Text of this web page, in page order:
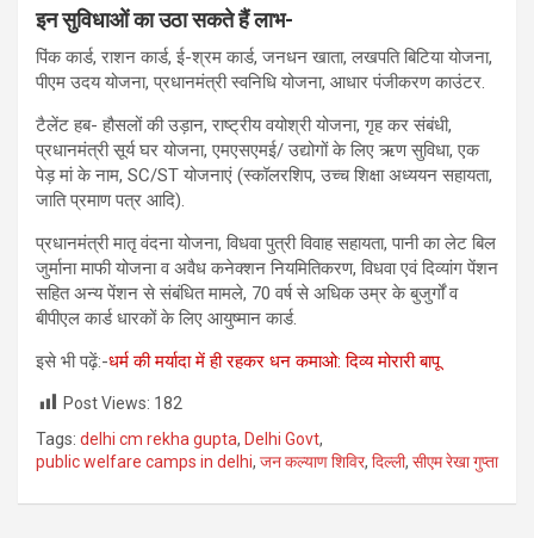
इन सुविधाओं का उठा सकते हैं लाभ-
पिंक कार्ड, राशन कार्ड, ई-श्रम कार्ड, जनधन खाता, लखपति बिटिया योजना,
पीएम उदय योजना, प्रधानमंत्री स्वनिधि योजना, आधार पंजीकरण काउंटर.
टैलेंट हब- हौसलों की उड़ान, राष्ट्रीय वयोश्री योजना, गृह कर संबंधी,
प्रधानमंत्री सूर्य घर योजना, एमएसएमई/ उद्योगों के लिए ऋण सुविधा, एक
पेड़ मां के नाम, SC/ST योजनाएं (स्कॉलरशिप, उच्च शिक्षा अध्ययन सहायता,
जाति प्रमाण पत्र आदि).
प्रधानमंत्री मातृ वंदना योजना, विधवा पुत्री विवाह सहायता, पानी का लेट बिल
जुर्माना माफी योजना व अवैध कनेक्शन नियमितिकरण, विधवा एवं दिव्यांग पेंशन
सहित अन्य पेंशन से संबंधित मामले, 70 वर्ष से अधिक उम्र के बुजुर्गों व
बीपीएल कार्ड धारकों के लिए आयुष्मान कार्ड.
इसे भी पढ़ें:-धर्म की मर्यादा में ही रहकर धन कमाओ: दिव्य मोरारी बापू
Post Views: 182
Tags: delhi cm rekha gupta, Delhi Govt,
public welfare camps in delhi, जन कल्याण शिविर, दिल्ली, सीएम रेखा गुप्ता